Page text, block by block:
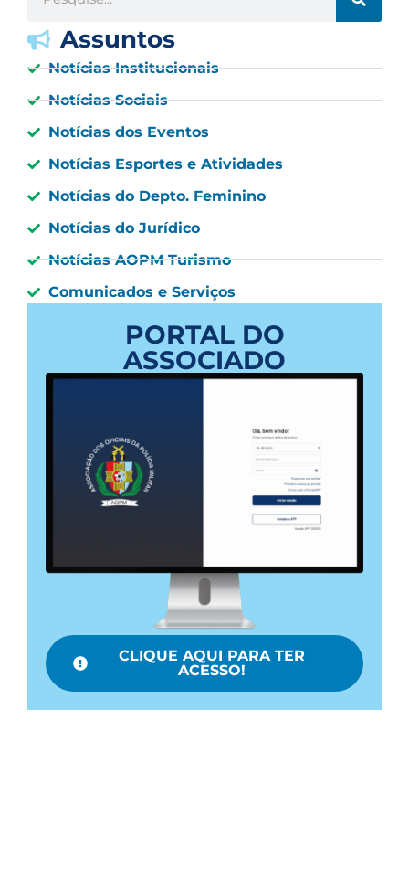
Assuntos
Notícias Institucionais
Notícias Sociais
Notícias dos Eventos
Notícias Esportes e Atividades
Notícias do Depto. Feminino
Notícias do Jurídico
Notícias AOPM Turismo
Comunicados e Serviços
PORTAL DO
ASSOCIADO
CLIQUE AQUI PARA TER
ACESSO!